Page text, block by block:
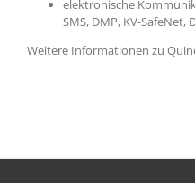
elektronische
SMS, DMP, KV-SafeNet,
Weitere Informationen zu